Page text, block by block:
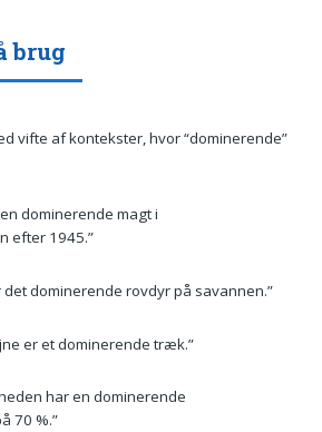
brug
vifte af kontekster, hvor “dominerende”
dominerende magt i
efter 1945.”
dominerende rovdyr på savannen.”
er et dominerende træk.”
har en dominerende
70 %.”